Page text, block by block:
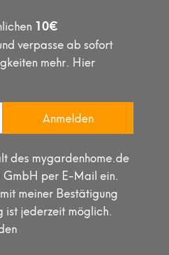
10€
verpasse ab sofort
mehr. Hier
Anmelden
des mygardenhome.de
per E-Mail ein.
meiner Bestätigung
ist jederzeit möglich.